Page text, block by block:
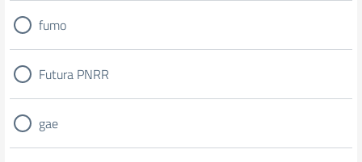
fumo
Futura PNRR
gae